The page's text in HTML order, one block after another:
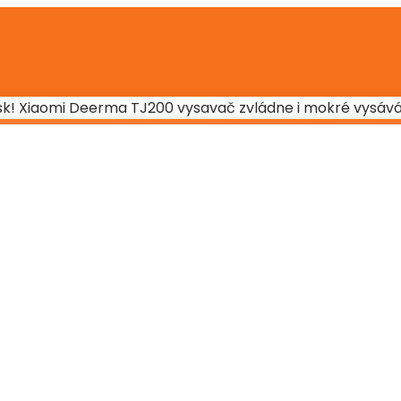
Xiaomi Deerma TJ200 vysavač zvládne i mokré